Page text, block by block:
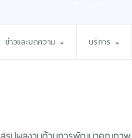
ข่าวและบทความ บริการ